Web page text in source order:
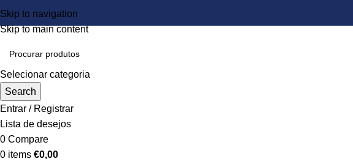
Skip to navigation
Skip to main content
Selecionar categoria
Search
Entrar / Registrar
Lista de desejos
0 Compare
0 items €0,00